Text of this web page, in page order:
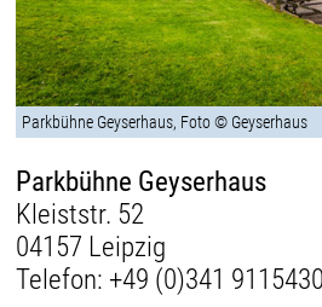
Parkbühne Geyserhaus, Foto © Geyserhaus
Parkbühne Geyserhaus
Kleiststr. 52
04157 Leipzig
Telefon: +49 (0)341 9115430